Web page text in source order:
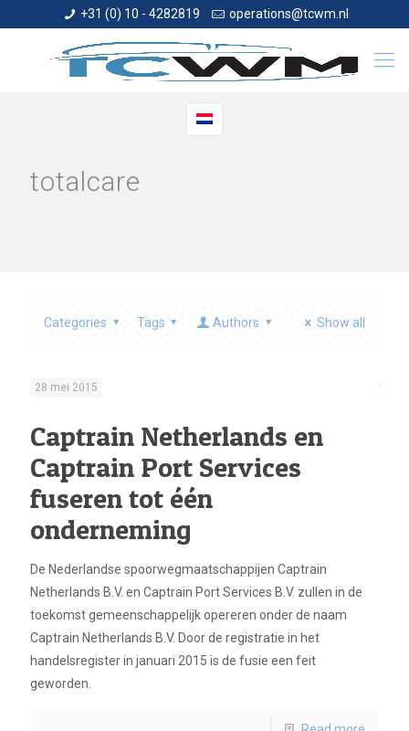
+31 (0) 10 - 4282819 operations@tcwm.nl
totalcare
Categories Tags Authors Show all
28 mei 2015
Captrain Netherlands en
Captrain Port Services
fuseren tot één
onderneming
De Nederlandse spoorwegmaatschappijen Captrain
Netherlands B.V. en Captrain Port Services B.V. zullen in de
toekomst gemeenschappelijk opereren onder de naam
Captrain Netherlands B.V. Door de registratie in het
handelsregister in januari 2015 is de fusie een feit
geworden.